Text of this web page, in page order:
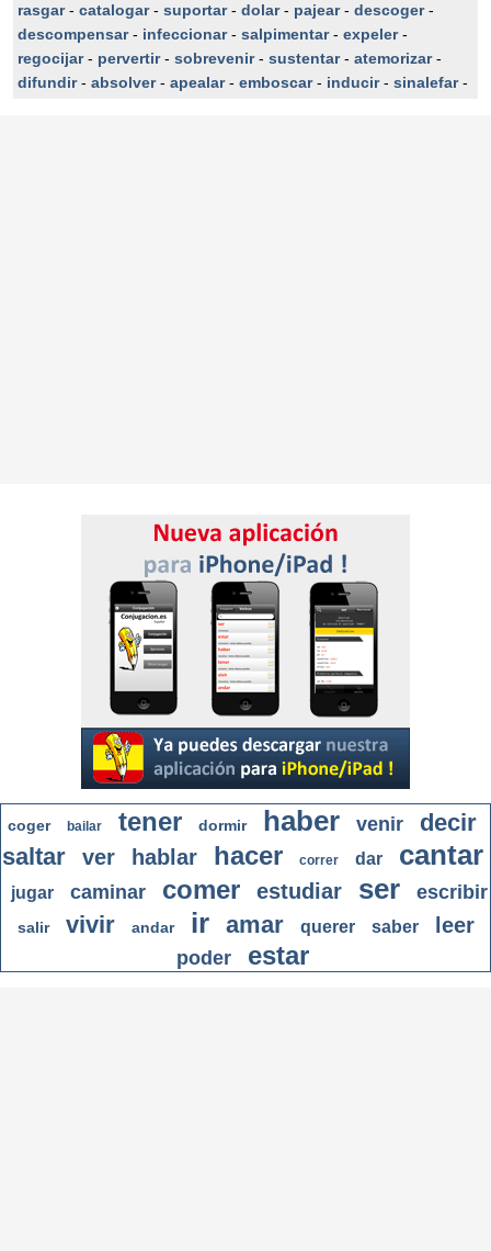
rasgar- catalogar- suportar- dolar- pajear- descoger-
descompensar- infeccionar- salpimentar- expeler-
regocijar- pervertir- sobrevenir- sustentar- atemorizar-
difundir- absolver- apealar- emboscar- inducir- sinalefar-
coger bailar tener dormir haber venir
decir
saltar
ver hablar hacer correr dar cantar
jugar caminar comer estudiar ser escribir
salir vivir andar ir amar querer saber leer
poder estar